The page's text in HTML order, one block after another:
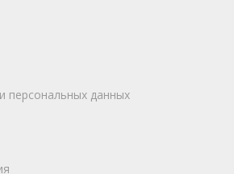
персональных данных